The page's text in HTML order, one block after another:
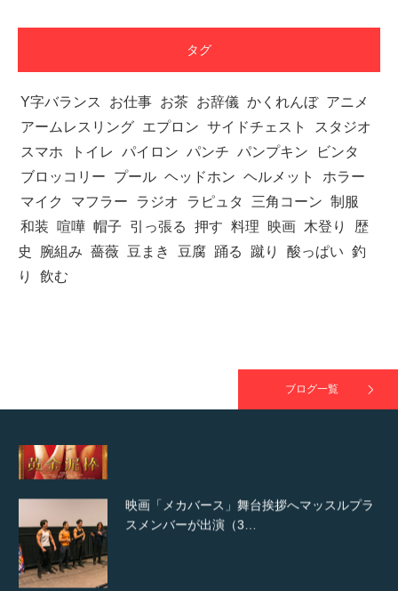
タグ
Y字バランス お仕事 お茶 お辞儀 かくれんぼ アニメ
アームレスリング エプロン サイドチェスト
スタジオ
スマホ
トイレ パイロン パンチ パンプキン
ビンタ
ブロッコリー
プール ヘッドホン ヘルメット
ホラー
マイク
マフラー ラジオ ラピュタ 三角コーン 制服
和装
喧嘩 帽子 引っ張る 押す 料理 映画 木登り
歴
史
腕組み 薔薇 豆まき 豆腐 踊る 蹴り 酸っぱい 釣
り
飲む
ブログ一覧
TOKYO FMラジオ番組「ONE MORNING」
で紹介さ…
NHK「所さん！事件ですよ」に取材されまし
た（6/8放送）